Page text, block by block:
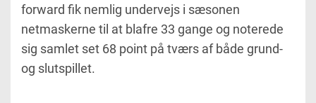
forward fik nemlig undervejs i sæsonen
netmaskerne til at blafre 33 gange og noterede
sig samlet set 68 point på tværs af både grund-
og slutspillet.